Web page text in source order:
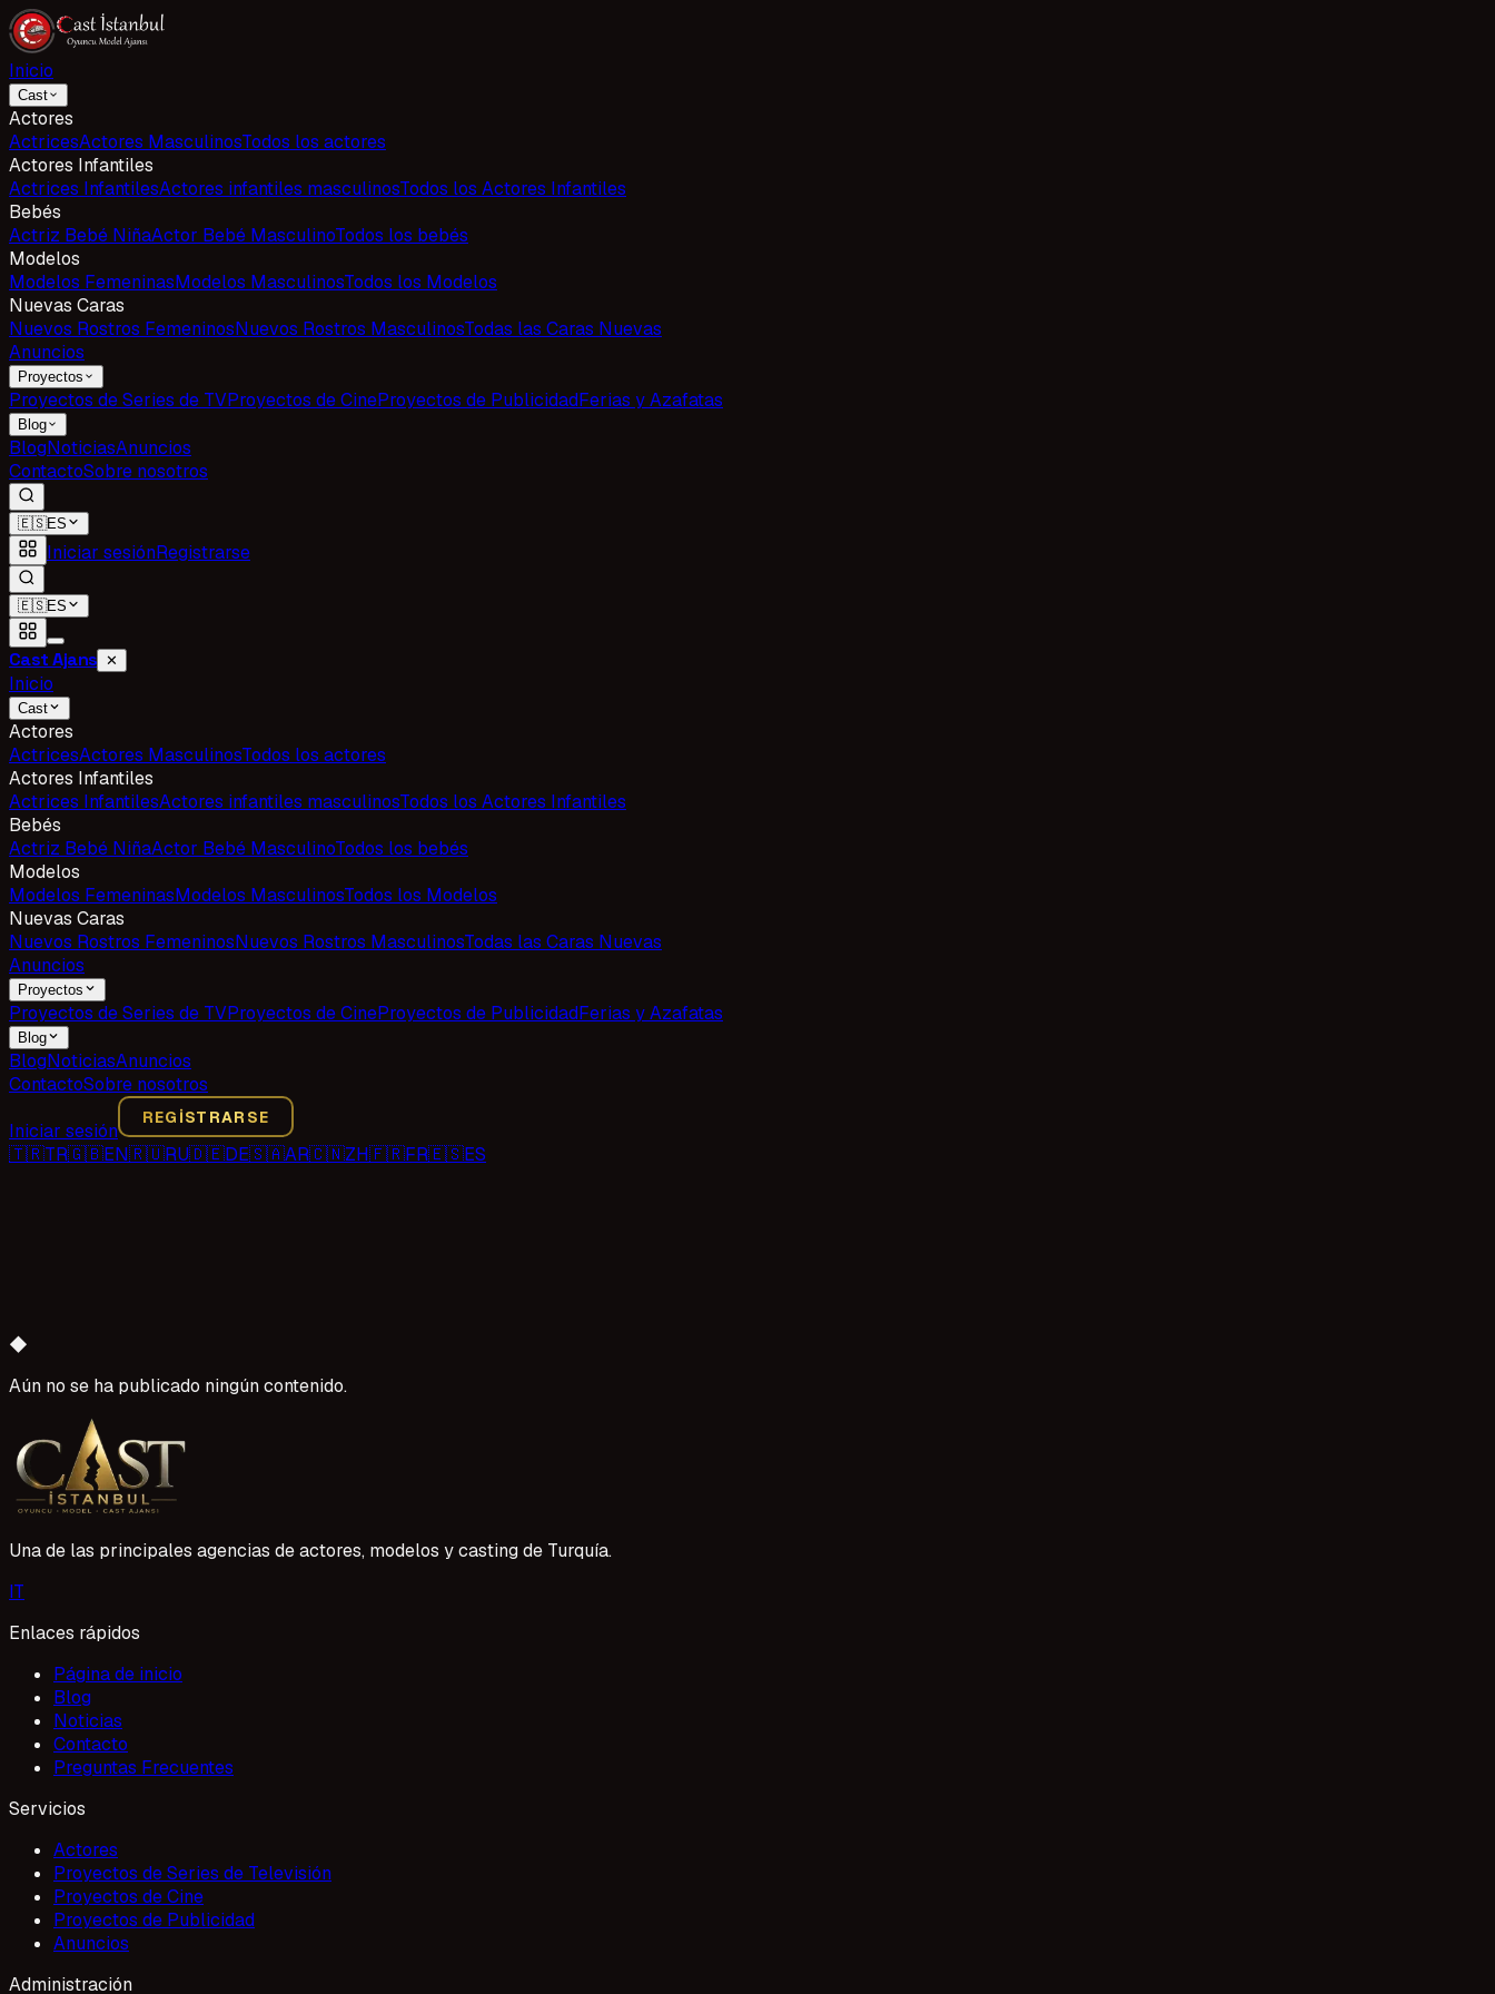
Inicio
Cast
Actores
ActricesActores MasculinosTodos los actores
Actores Infantiles
Actrices InfantilesActores infantiles masculinosTodos los Actores Infantiles
Bebés
Actriz Bebé NiñaActor Bebé MasculinoTodos los bebés
Modelos
Modelos FemeninasModelos MasculinosTodos los Modelos
Nuevas Caras
Nuevos Rostros FemeninosNuevos Rostros MasculinosTodas las Caras Nuevas
Anuncios
Proyectos
Proyectos de Series de TVProyectos de CineProyectos de PublicidadFerias y Azafatas
Blog
BlogNoticiasAnuncios
ContactoSobre nosotros
🇪🇸ES
Iniciar sesiónRegistrarse
🇪🇸ES
Cast Ajans ✕
Inicio
Cast
Actores
ActricesActores MasculinosTodos los actores
Actores Infantiles
Actrices InfantilesActores infantiles masculinosTodos los Actores Infantiles
Bebés
Actriz Bebé NiñaActor Bebé MasculinoTodos los bebés
Modelos
Modelos FemeninasModelos MasculinosTodos los Modelos
Nuevas Caras
Nuevos Rostros FemeninosNuevos Rostros MasculinosTodas las Caras Nuevas
Anuncios
Proyectos
Proyectos de Series de TVProyectos de CineProyectos de PublicidadFerias y Azafatas
Blog
BlogNoticiasAnuncios
ContactoSobre nosotros
Iniciar sesión
REGISTRARSE
🇹🇷TR🇬🇧EN🇷🇺RU🇩🇪DE🇸🇦AR🇨🇳ZH🇫🇷FR🇪🇸ES
◆
Aún no se ha publicado ningún contenido.
Una de las principales agencias de actores, modelos y casting de Turquía.
IT
Enlaces rápidos
Página de inicio
Blog
Noticias
Contacto
Preguntas Frecuentes
Servicios
Actores
Proyectos de Series de Televisión
Proyectos de Cine
Proyectos de Publicidad
Anuncios
Administración